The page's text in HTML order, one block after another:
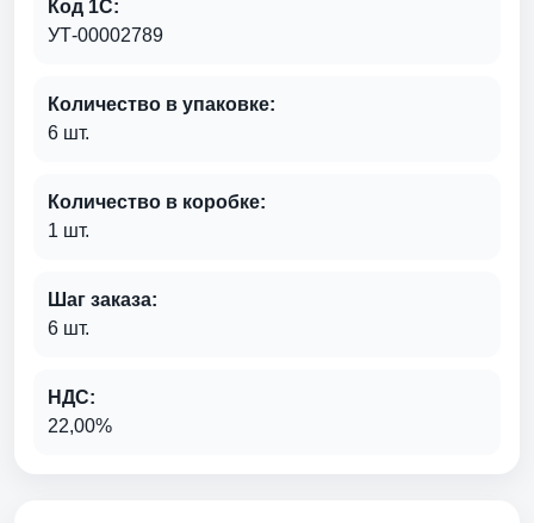
Код 1С:
УТ-00002789
Количество в упаковке:
6 шт.
Количество в коробке:
1 шт.
Шаг заказа:
6 шт.
НДС:
22,00%